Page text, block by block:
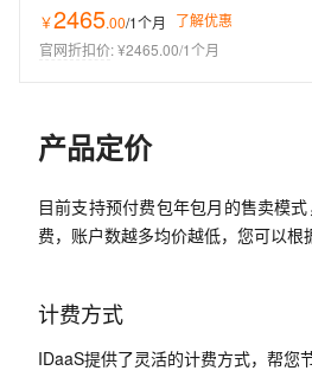
￥2465.00/1个月
了解优惠
官网折扣价:¥2465.00/1个月
产品定价
目前支持预付费包年包月的售卖模
费，账户数越多均价越低，您可以根
计费方式
IDaaS提供了灵活的计费方式，帮您